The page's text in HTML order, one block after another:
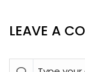
LEAVE A